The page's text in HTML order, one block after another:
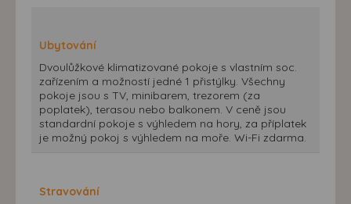
Ubytování
Dvoulůžkové klimatizované pokoje s vlastním soc.
zařízením a možností jedné 1 přistýlky. Všechny
pokoje jsou s TV, minibarem, trezorem (za
poplatek), terasou nebo balkonem. V ceně jsou
standardní pokoje s výhledem na hory, za příplatek
je možný pokoj s výhledem na moře. Wi-Fi zdarma.
Stravování